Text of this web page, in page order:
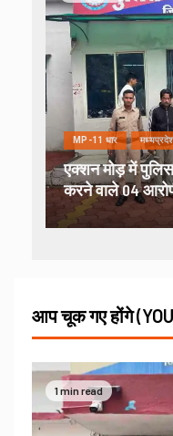
MP-11 धार
एक्शन मोड़ में
करने वाले 04
आप चूक गए होंगे
1 min read